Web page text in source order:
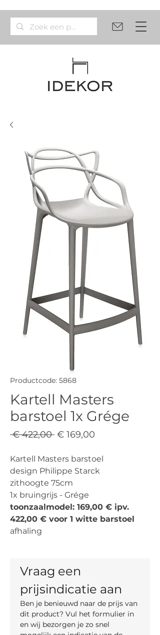
Productcode: 5868
Kartell Masters
barstoel 1x Grége
€ 422,00 Normale
€ 169,00
Kartell Masters barstoel
design Philippe Starck
zithoogte 75cm
1x bruingrijs - Grége
toonzaalmodel: 169,00 € ipv.
422,00 € voor 1 witte barstoel
afhaling
Vraag een
prijsindicatie aan
Ben je benieuwd naar de prijs van
dit product? Vul het formulier in
en wij bezorgen je zo snel